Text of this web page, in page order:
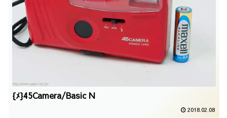
{ﾒ}45Camera/Basic N
2018.02.08